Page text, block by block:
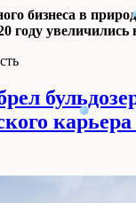
бизнеса в
году увеличились